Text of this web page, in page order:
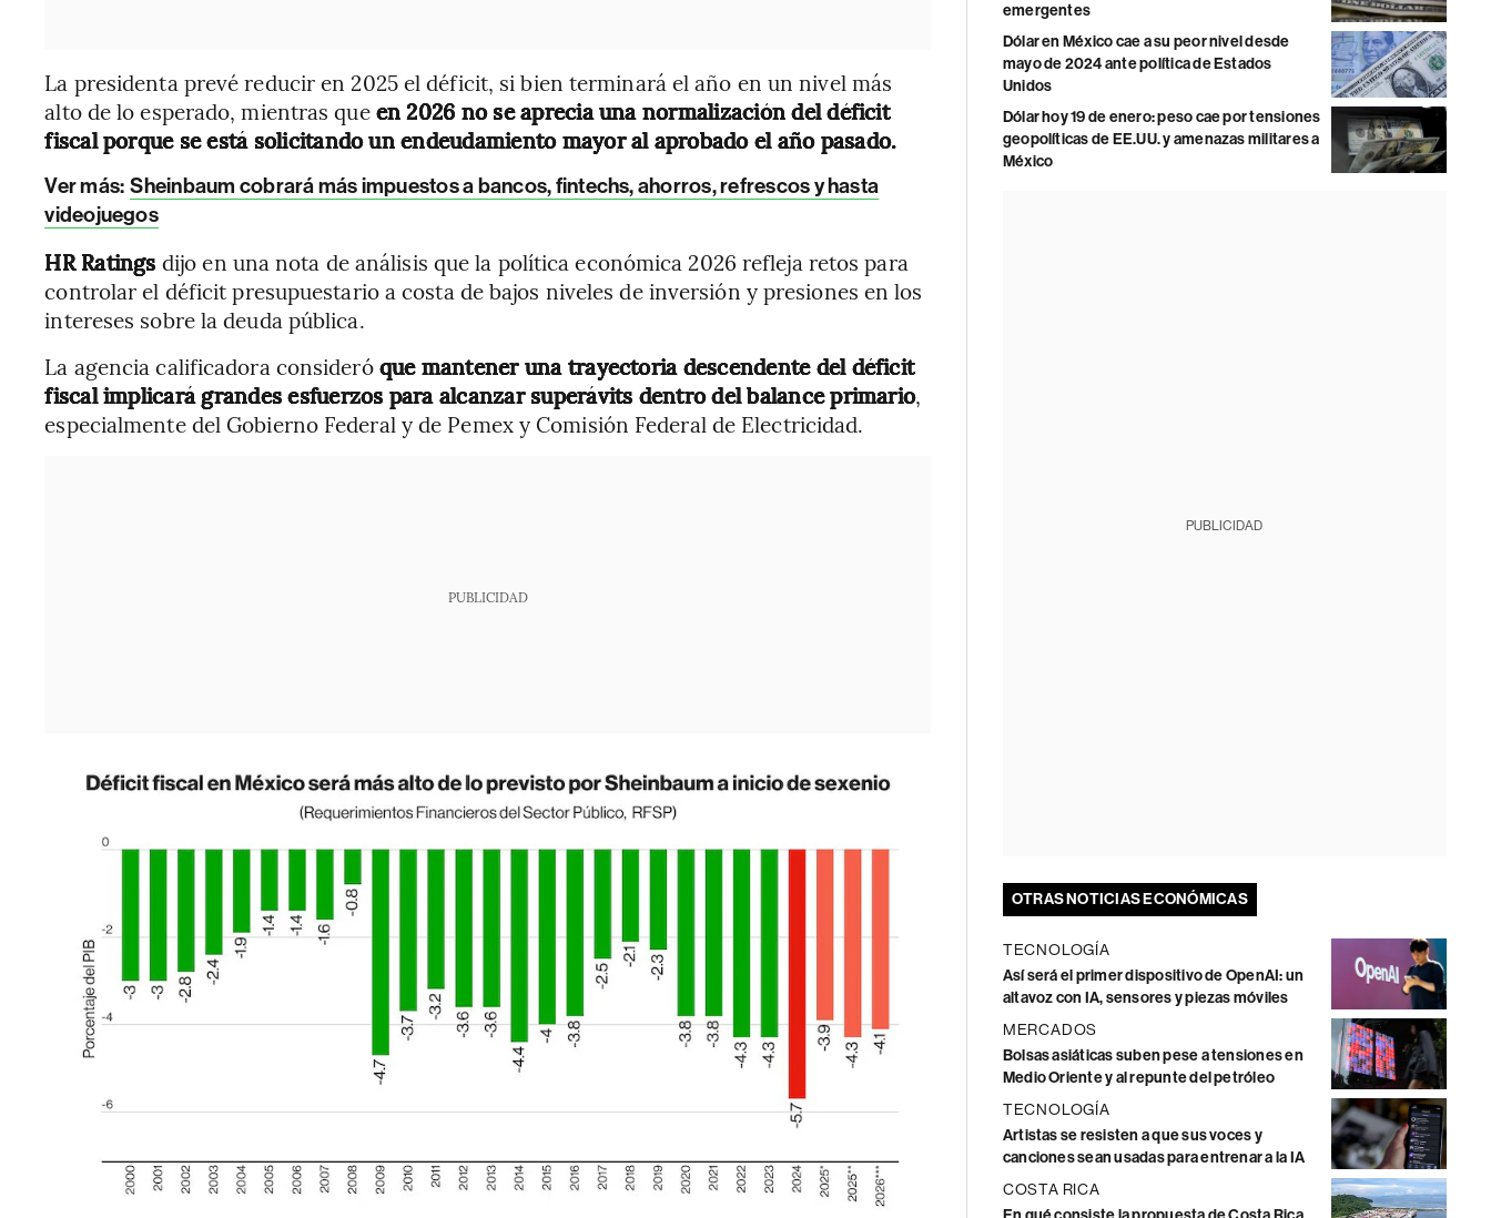
La presidenta prevé reducir en 2025 el déficit, si bien terminará el año en un nivel más
alto de lo esperado, mientras queen 2026 no se aprecia una normalización del déficit
fiscal porque se está solicitando un endeudamiento mayor al aprobado el año pasado.
Ver más: Sheinbaum cobrará más impuestos a bancos, fintechs, ahorros, refrescos y hasta
videojuegos
HR Ratings dijo en una nota de análisis que la política económica 2026 refleja retos para
controlar el déficit presupuestario a costa de bajos niveles de inversión y presiones en los
intereses sobre la deuda pública.
La agencia calificadora consideróque mantener una trayectoria descendente del déficit
fiscal implicará grandes esfuerzos para alcanzar superávits dentro del balance primario,
especialmente del Gobierno Federal y de Pemex y Comisión Federal de Electricidad.
PUBLICIDAD
emergentes
Dólar en México cae a su peor nivel desde
mayo de 2024 ante política de Estados
Unidos
Dólar hoy 19 de enero: peso cae por tensiones
geopolíticas de EE.UU. y amenazas militares a
México
PUBLICIDAD
OTRAS NOTICIAS ECONÓMICAS
TECNOLOGÍA
Así será el primer dispositivo de OpenAI: un
altavoz con IA, sensores y piezas móviles
MERCADOS
Bolsas asiáticas suben pese a tensiones en
Medio Oriente y al repunte del petróleo
TECNOLOGÍA
Artistas se resisten a que sus voces y
canciones sean usadas para entrenar a la IA
COSTA RICA